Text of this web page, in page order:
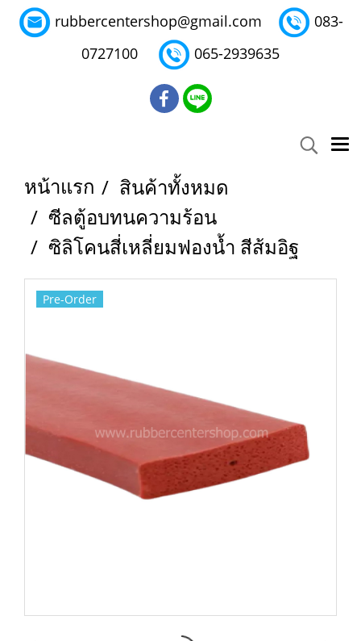
rubbercentershop@gmail.com
083-
0727100
065-2939635
หน้าแรก
สินค้าทั้งหมด
ซีลตู้อบทนความร้อน
ซิลิโคนสี่เหลี่ยมฟองน้ำ สีส้มอิฐ
Pre-Order